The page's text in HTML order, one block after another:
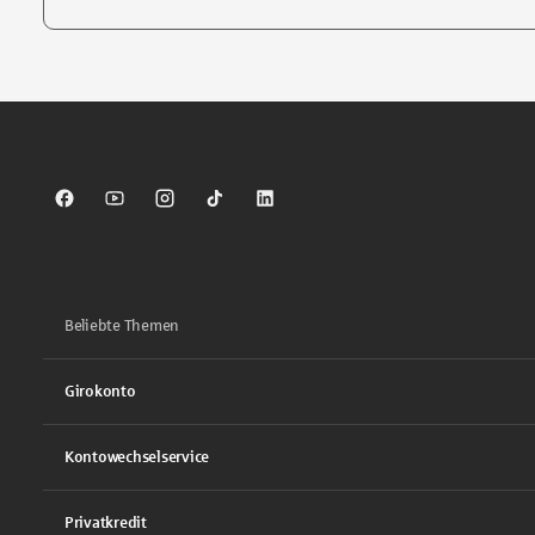
Sparkasse auf Facebook
Sparkasse auf Youtube
Sparkasse auf Instagram
Sparkasse auf TikTok
Sparkasse auf LinkedIn
Beliebte Themen
Girokonto
Kontowechselservice
Privatkredit